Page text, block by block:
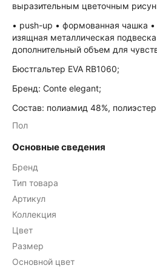
выразительным цветочным
• push-up • формованная чашка •
изящная металлическая
дополнительный объем для
Бюстгальтер EVA RB1060;
Бренд: Conte elegant;
Состав: полиамид 48%,
Пол
Основные сведения
Бренд
Тип товара
Артикул
Коллекция
Цвет
Размер
Основной цвет